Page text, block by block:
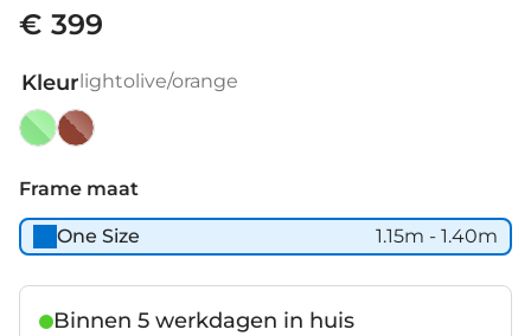
€ 399
Kleurlightolive/orange
Pink
Frame maat
One Size 1.15m - 1.40m
Binnen 5 werkdagen in huis